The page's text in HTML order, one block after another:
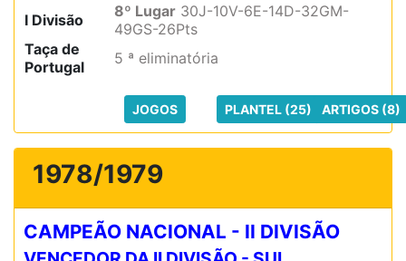
I Divisão 8º Lugar 30J-10V-6E-14D-32GM-
49GS-26Pts
Taça de
Portugal
5 ª eliminatória
JOGOS PLANTEL (25) ARTIGOS (8)
1978/1979
CAMPEÃO NACIONAL - II DIVISÃO